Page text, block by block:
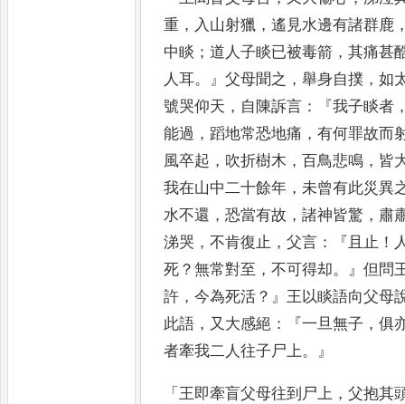
重 ， 入山射獵 ，遙見水邊有諸群鹿
中睒 ；道人子睒已被毒箭 ，其痛甚
人耳。』父母聞之 ，舉身自撲 ，如
號哭仰天 ， 自陳訴言 ：『我子睒者
能過 ， 蹈地常恐地痛 ，有何罪故而
風卒起 ， 吹折樹木 ， 百鳥悲鳴 ， 皆
我在山中二十餘年 ，未曾有此災異
水不還 ，恐當有故 ，諸神皆驚 ， 肅
涕哭 ，不肯復止 ，父言 ：『 且止 ！
死 ？無常對至 ，不可得却。』但 問
許 ，今為死活 ？』王以睒語向父母
此語 ， 又大感絕 ：『一旦無子 ，俱
者牽我二人往子尸上。』
「王即牽盲父母往到尸上 ，父抱其